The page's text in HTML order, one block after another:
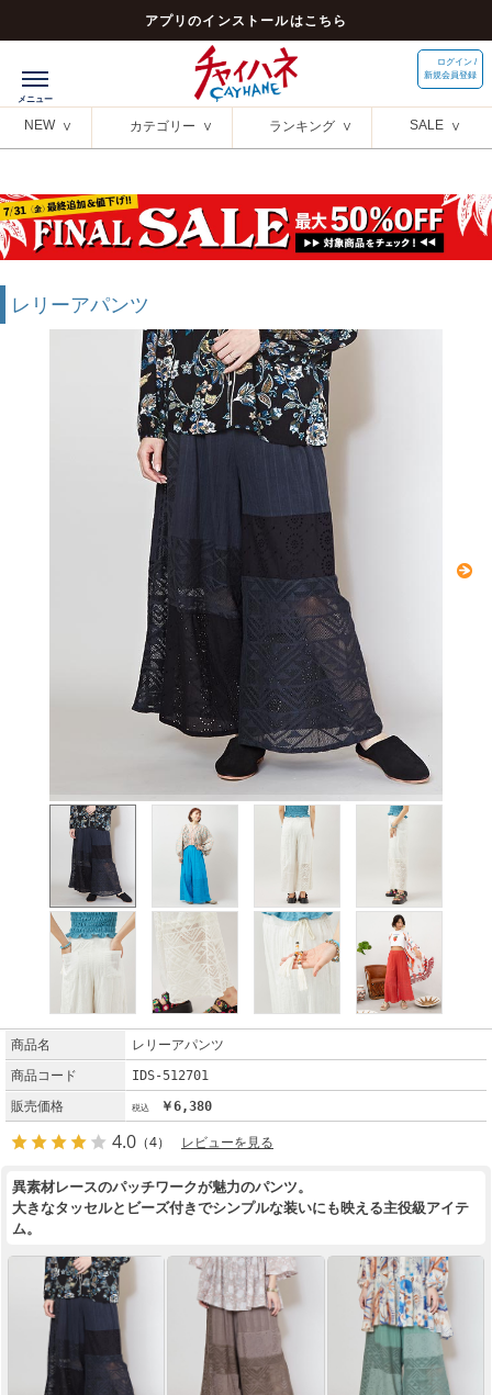
アプリのインストールはこちら
ログイン /
新規会員登録
NEW カテゴリー ランキング SALE
レリーアパンツ
商品名
レリーアパンツ
商品コード
IDS-512701
販売価格
￥6,380
4.0 （4） レビューを見る
異素材レースのパッチワークが魅力のパンツ。
大きなタッセルとビーズ付きでシンプルな装いにも映える主役級アイテ
ム。